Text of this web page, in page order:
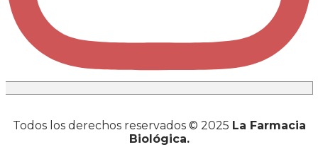
Todos los derechos reservados © 2025 La Farmacia
Biológica.